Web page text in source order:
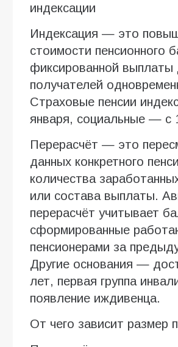
индексации
Индексация — это
стоимости пенсионного
фиксированной выплаты
получателей
Страховые пенсии
января, социальные — с
Перерасчёт — это
данных конкретного
количества
или состава выплаты.
перерасчёт учитывает
сформированные
пенсионерами за
Другие основания —
лет, первая группа
появление иждивенца.
От чего зависит размер